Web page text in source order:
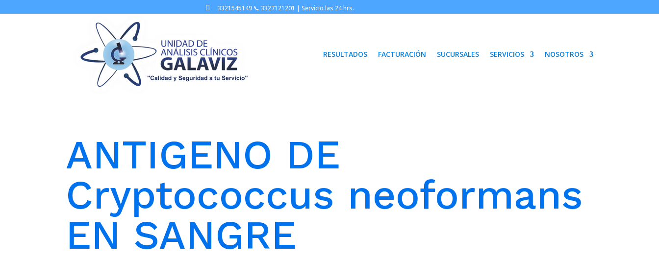
 3321545149 📞 3327121201 | Servicio las 24 hrs.
RESULTADOS FACTURACIÓN SUCURSALES SERVICIOS NOSOTROS
ANTIGENO DE
Cryptococcus neoformans
EN SANGRE